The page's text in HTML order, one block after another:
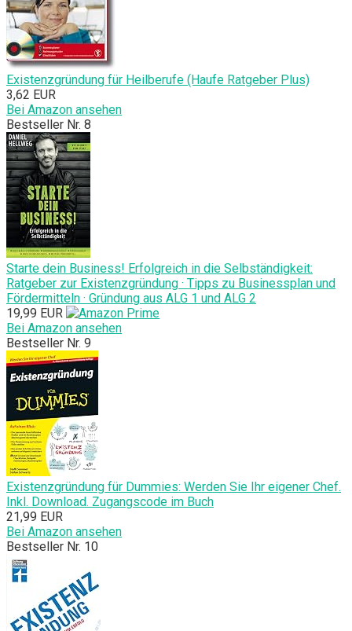
Existenzgründung für Heilberufe (Haufe Ratgeber Plus)
3,62 EUR
Bei Amazon ansehen
Bestseller Nr. 8
Starte dein Business! Erfolgreich in die Selbständigkeit:
Ratgeber zur Existenzgründung · Tipps zu Businessplan und
Fördermitteln · Gründung aus ALG 1 und ALG 2
19,99 EUR
Bei Amazon ansehen
Bestseller Nr. 9
Existenzgründung für Dummies: Werden Sie Ihr eigener Chef.
Inkl. Download. Zugangscode im Buch
21,99 EUR
Bei Amazon ansehen
Bestseller Nr. 10